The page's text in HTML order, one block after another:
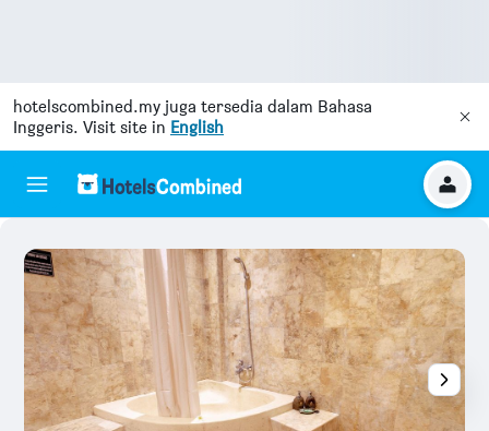
hotelscombined.my juga tersedia dalam Bahasa
Inggeris. Visit site in English